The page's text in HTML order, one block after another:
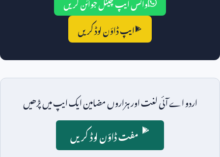
ایپ ڈاؤن لوڈ کریں
اردو اے آئی لغت اور ہزاروں مضامین ایک ایپ میں پڑھیں
مفت ڈاؤن لوڈ کریں